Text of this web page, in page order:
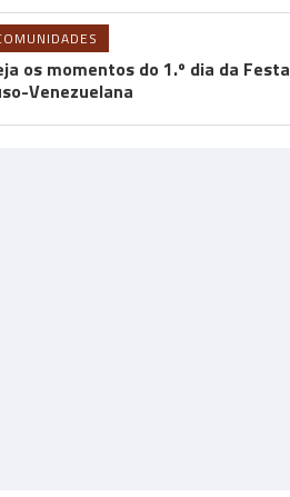
os momentos do 1.º dia da Festa
Venezuelana